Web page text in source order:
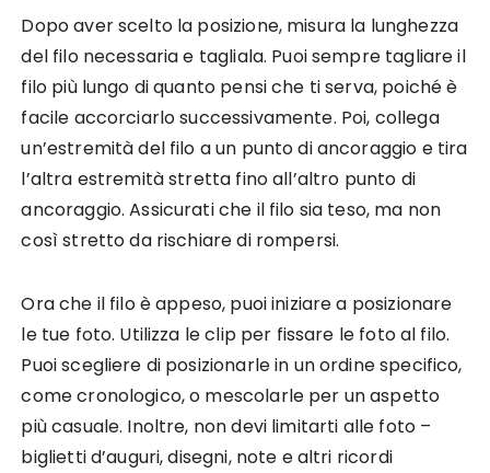
Dopo aver scelto la posizione, misura la lunghezza
del filo necessaria e tagliala. Puoi sempre tagliare il
filo più lungo di quanto pensi che ti serva, poiché è
facile accorciarlo successivamente. Poi, collega
un’estremità del filo a un punto di ancoraggio e tira
l’altra estremità stretta fino all’altro punto di
ancoraggio. Assicurati che il filo sia teso, ma non
così stretto da rischiare di rompersi.
Ora che il filo è appeso, puoi iniziare a posizionare
le tue foto. Utilizza le clip per fissare le foto al filo.
Puoi scegliere di posizionarle in un ordine specifico,
come cronologico, o mescolarle per un aspetto
più casuale. Inoltre, non devi limitarti alle foto –
biglietti d’auguri, disegni, note e altri ricordi